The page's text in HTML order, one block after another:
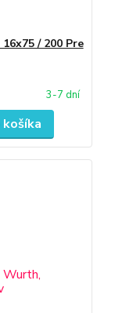
/ 200 Pre
3-7 dní